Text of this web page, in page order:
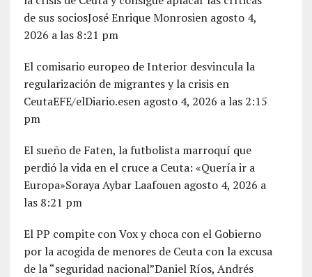
de sus sociosJosé Enrique Monrosien agosto 4,
2026 a las 8:21 pm
El comisario europeo de Interior desvincula la
regularización de migrantes y la crisis en
CeutaEFE/elDiario.esen agosto 4, 2026 a las 2:15
pm
El sueño de Faten, la futbolista marroquí que
perdió la vida en el cruce a Ceuta: «Quería ir a
Europa»Soraya Aybar Laafouen agosto 4, 2026 a
las 8:21 pm
El PP compite con Vox y choca con el Gobierno
por la acogida de menores de Ceuta con la excusa
de la “seguridad nacional”Daniel Ríos, Andrés